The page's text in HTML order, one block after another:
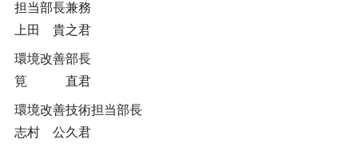
担当部長兼務
上田 貴之君
環境改善部長
筧 直君
環境改善技術担当部長
志村 公久君